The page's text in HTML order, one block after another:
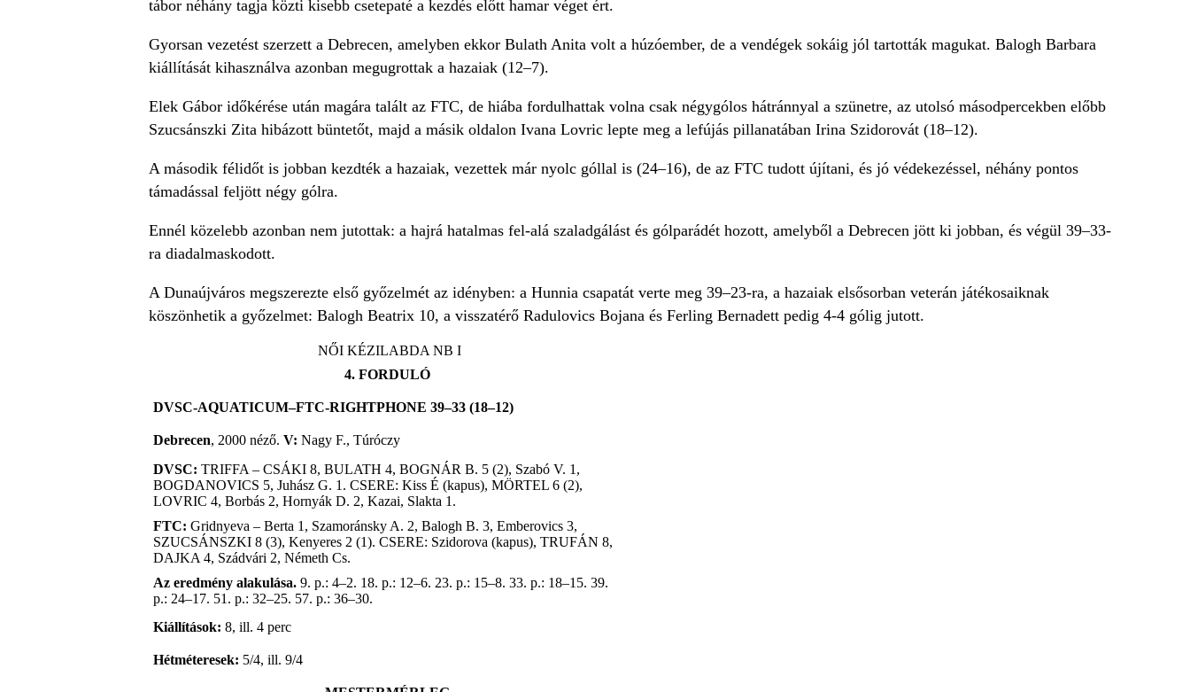
tábor néhány tagja közti kisebb csetepaté a kezdés előtt hamar véget ért.
Gyorsan vezetést szerzett a Debrecen, amelyben ekkor Bulath Anita volt a húzóember, de a vendégek sokáig jól tartották magukat. Balogh Barbara
kiállítását kihasználva azonban megugrottak a hazaiak (12–7).
Elek Gábor időkérése után magára talált az FTC, de hiába fordulhattak volna csak négygólos hátránnyal a szünetre, az utolsó másodpercekben előbb
Szucsánszki Zita hibázott büntetőt, majd a másik oldalon Ivana Lovric lepte meg a lefújás pillanatában Irina Szidorovát (18–12).
A második félidőt is jobban kezdték a hazaiak, vezettek már nyolc góllal is (24–16), de az FTC tudott újítani, és jó védekezéssel, néhány pontos
támadással feljött négy gólra.
Ennél közelebb azonban nem jutottak: a hajrá hatalmas fel-alá szaladgálást és gólparádét hozott, amelyből a Debrecen jött ki jobban, és végül 39–33-
ra diadalmaskodott.
A Dunaújváros megszerezte első győzelmét az idényben: a Hunnia csapatát verte meg 39–23-ra, a hazaiak elsősorban veterán játékosaiknak
köszönhetik a győzelmet: Balogh Beatrix 10, a visszatérő Radulovics Bojana és Ferling Bernadett pedig 4-4 gólig jutott.
NŐI KÉZILABDA NB I
4. FORDULÓ
DVSC-AQUATICUM–FTC-RIGHTPHONE 39–33 (18–12)
Debrecen, 2000 néző. V: Nagy F., Túróczy
DVSC: TRIFFA – CSÁKI 8, BULATH 4, BOGNÁR B. 5 (2), Szabó V. 1,
BOGDANOVICS 5, Juhász G. 1. CSERE: Kiss É (kapus), MÖRTEL 6 (2),
LOVRIC 4, Borbás 2, Hornyák D. 2, Kazai, Slakta 1.
FTC: Gridnyeva – Berta 1, Szamoránsky A. 2, Balogh B. 3, Emberovics 3,
SZUCSÁNSZKI 8 (3), Kenyeres 2 (1). CSERE: Szidorova (kapus), TRUFÁN 8,
DAJKA 4, Szádvári 2, Németh Cs.
Az eredmény alakulása.9. p.: 4–2. 18. p.: 12–6. 23. p.: 15–8. 33. p.: 18–15. 39.
p.: 24–17. 51. p.: 32–25. 57. p.: 36–30.
Kiállítások: 8, ill. 4 perc
Hétméteresek: 5/4, ill. 9/4